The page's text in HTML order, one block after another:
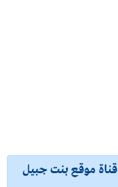
موقع بنت جبيل